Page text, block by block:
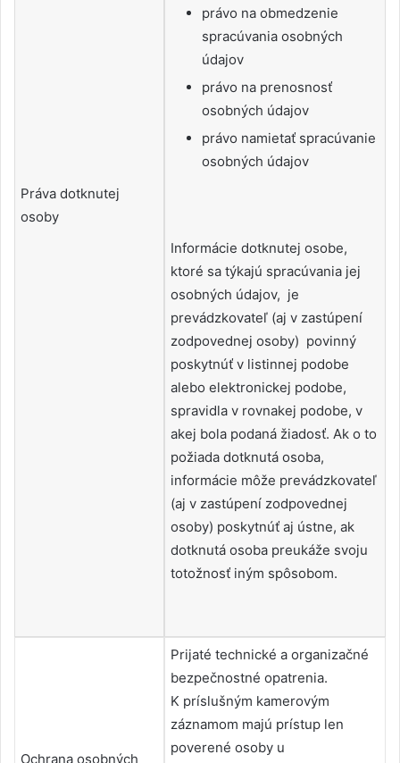
Práva dotknutej
osoby
právo na obmedzenie
spracúvania osobných
údajov
právo na prenosnosť
osobných údajov
právo namietať spracúvanie
osobných údajov
Informácie dotknutej osobe,
ktoré sa týkajú spracúvania jej
osobných údajov, je
prevádzkovateľ (aj v zastúpení
zodpovednej osoby) povinný
poskytnúť v listinnej podobe
alebo elektronickej podobe,
spravidla v rovnakej podobe, v
akej bola podaná žiadosť. Ak o to
požiada dotknutá osoba,
informácie môže prevádzkovateľ
(aj v zastúpení zodpovednej
osoby) poskytnúť aj ústne, ak
dotknutá osoba preukáže svoju
totožnosť iným spôsobom.
Ochrana osobných
Prijaté technické a organizačné
bezpečnostné opatrenia.
K príslušným kamerovým
záznamom majú prístup len
poverené osoby u